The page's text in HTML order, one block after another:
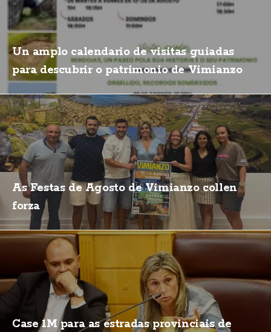
Un amplo calendario de visitas guiadas
para descubrir o patrimonio de Vimianzo
As Festas de Agosto de Vimianzo collen
forza
Case 1M para as estradas provinciais de